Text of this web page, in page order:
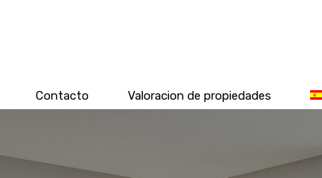
Contacto Valoracion de propiedades